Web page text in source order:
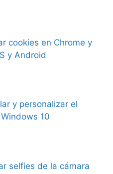
cookies en Chrome y
y Android
y personalizar el
10
selfies de la cámara